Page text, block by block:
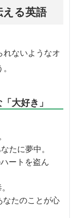
る英語
れないようなオ
大好き」
たに夢中。
ートを盗ん
たのことが心